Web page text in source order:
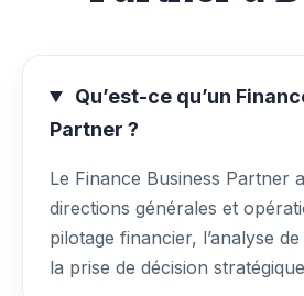
Qu’est-ce qu’un
Partner ?
Le Finance Business Partner
directions générales et
pilotage financier, l’analyse
la prise de décision